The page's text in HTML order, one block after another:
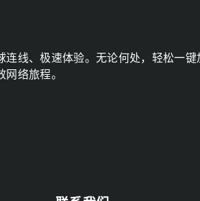
线、极速体验。无论何处，轻松一键
络旅程。